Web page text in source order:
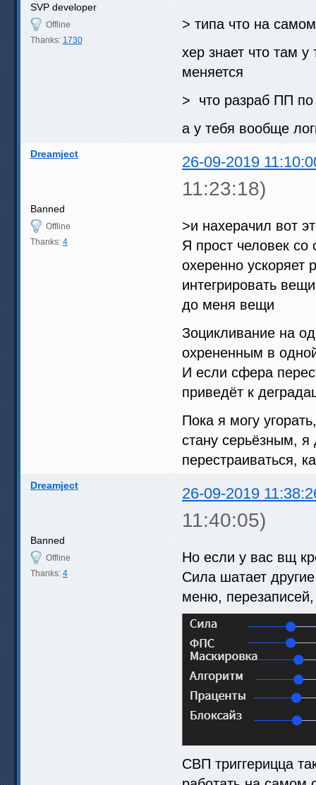
SVP developer
Offline
Thanks: 1730
> типа что на
хер знает что там
меняется
> что разраб ПП по
а у тебя вообще
Dreamject 26-09-2019
11:23:18)
Banned
Offline
Thanks: 4
>и нахерачил вот
Я прост человек
охеренно ускоряет
интегрировать
до меня вещи
Зоцикливание на
охрененным в
И если сфера
приведёт к
Пока я могу
стану серьёзным,
перестраиваться,
Dreamject 26-09-2019
11:40:05)
Banned
Offline
Thanks: 4
Но если у вас вщ
Сила шатает
меню,
СВП триггерицца